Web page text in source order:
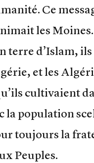
Ce
les Moines.
terre d’Islam,
et les
cultivaient
la population
toujours la
Peuples.